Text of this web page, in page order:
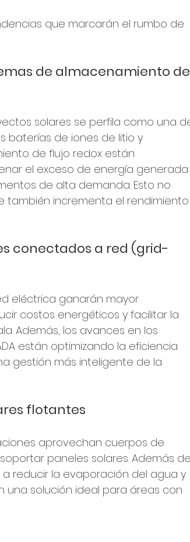
que marcarán el rumbo de
de almacenamiento de
solares se perfila como una
baterías de iones de litio y
de flujo redox están
el exceso de energía generada
de alta demanda. Esto no
también incrementa el rendimiento
conectados a red (grid-
eléctrica ganarán mayor
costos energéticos y facilitar la
Además, los avances en los
están optimizando la eficiencia
gestión más inteligente de la
flotantes
aprovechan cuerpos de
paneles solares. Además de
reducir la evaporación del agua y
una solución ideal para áreas con